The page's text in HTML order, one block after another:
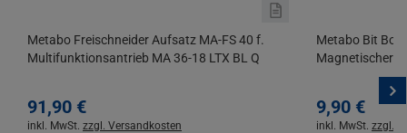
Metabo Freischneider Aufsatz MA-FS 40 f.
Multifunktionsantrieb MA 36-18 LTX BL Q
91,90 €
inkl. MwSt. zzgl. Versandkosten
Metabo Bit
Magnetischer
9,90 €
inkl. MwSt. zzgl.